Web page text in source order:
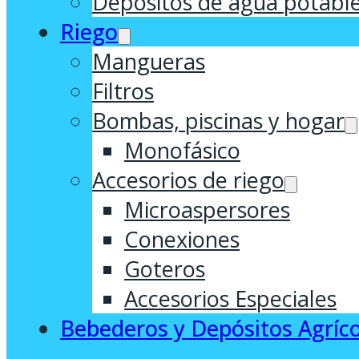
Riego
Mangueras
Filtros
Bombas, piscinas y hogar
Monofásico
Accesorios de riego
Microaspersores
Conexiones
Goteros
Accesorios Especiales
Bebederos y Depósitos